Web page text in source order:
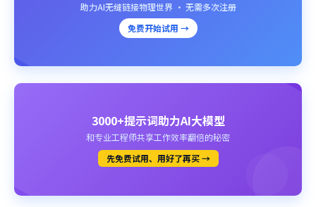
助力AI无缝链接物理世界 · 无需多次注册
免费开始试用 →
3000+提示词助力AI大模型
和专业工程师共享工作效率翻倍的秘密
先免费试用、用好了再买 →